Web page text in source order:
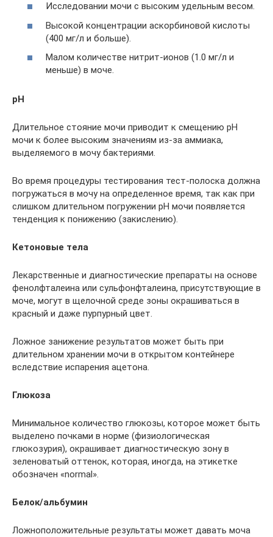
Исследовании мочи с высоким удельным весом.
Высокой концентрации аскорбиновой кислоты
(400 мг/л и больше).
Малом количестве нитрит-ионов (1.0 мг/л и
меньше) в моче.
рН
Длительное стояние мочи приводит к смещению рН
мочи к более высоким значениям из-за аммиака,
выделяемого в мочу бактериями.
Во время процедуры тестирования тест-полоска должна
погружаться в мочу на определенное время, так как при
слишком длительном погружении рН мочи появляется
тенденция к понижению (закислению).
Кетоновые тела
Лекарственные и диагностические препараты на основе
фенолфталеина или сульфонфталеина, присутствующие в
моче, могут в щелочной среде зоны окрашиваться в
красный и даже пурпурный цвет.
Ложное занижение результатов может быть при
длительном хранении мочи в открытом контейнере
вследствие испарения ацетона.
Глюкоза
Минимальное количество глюкозы, которое может быть
выделено почками в норме (физиологическая
глюкозурия), окрашивает диагностическую зону в
зеленоватый оттенок, которая, иногда, на этикетке
обозначен «normal».
Белок/альбумин
Ложноположительные результаты может давать моча